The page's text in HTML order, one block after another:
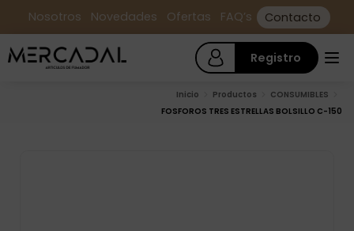
Nosotros Novedades Ofertas FAQ’s Contacto
Registro
Inicio Productos
CONSUMIBLES
FOSFOROS TRES ESTRELLAS BOLSILLO C-150